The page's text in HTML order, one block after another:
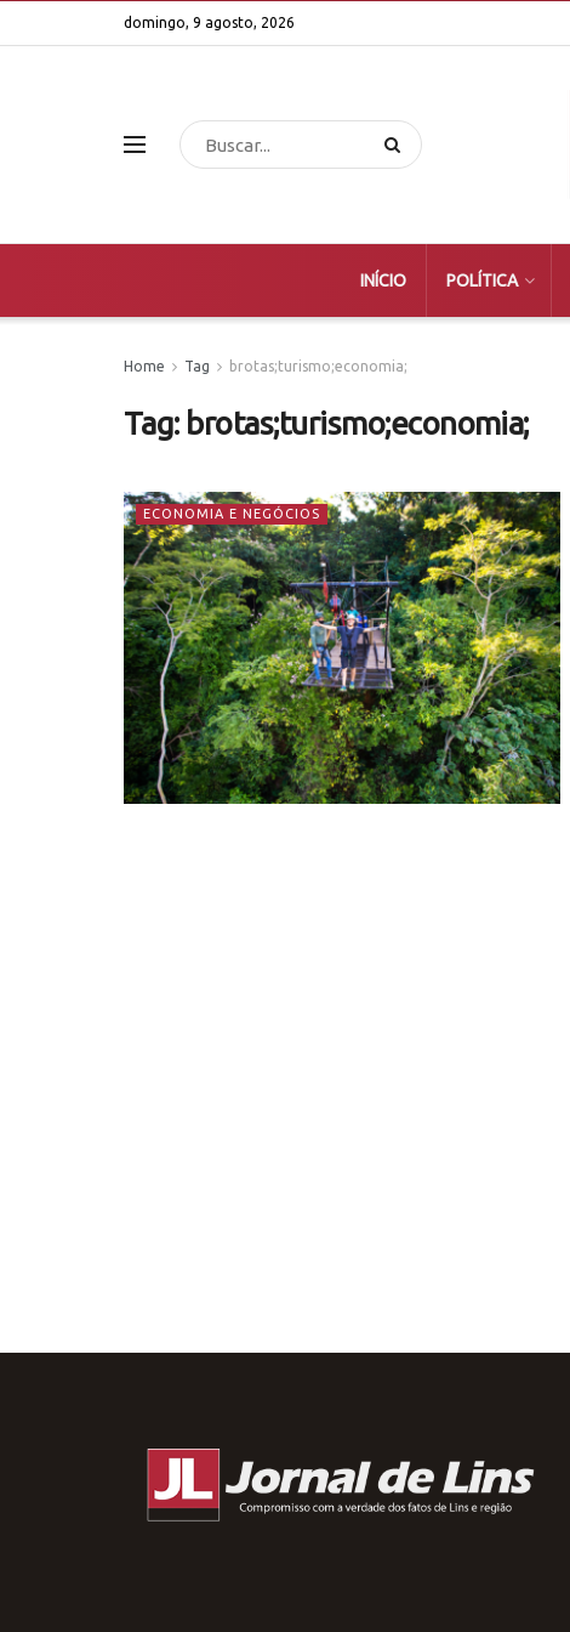
domingo, 9 agosto, 2026
INÍCIO POLÍTICA
Home Tag brotas;turismo;economia;
Tag: brotas;turismo;economia;
ECONOMIA E NEGÓCIOS